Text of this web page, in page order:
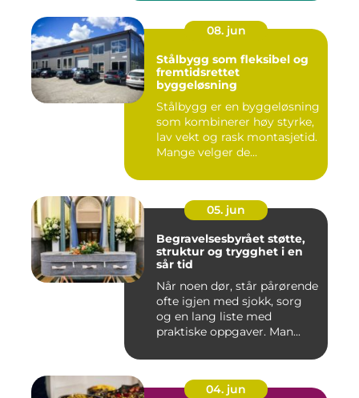
08. jun
Stålbygg som fleksibel og
fremtidsrettet
byggeløsning
Stålbygg er en byggeløsning
som kombinerer høy styrke,
lav vekt og rask montasjetid.
Mange velger de...
05. jun
Begravelsesbyrået støtte,
struktur og trygghet i en
sår tid
Når noen dør, står pårørende
ofte igjen med sjokk, sorg
og en lang liste med
praktiske oppgaver. Man...
04. jun